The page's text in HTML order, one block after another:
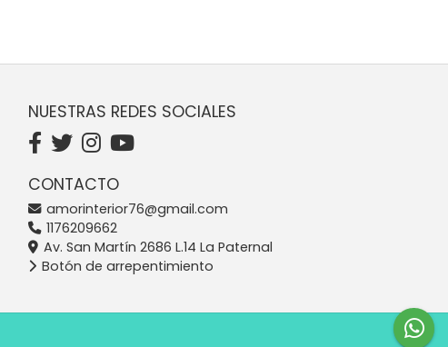
NUESTRAS REDES SOCIALES
CONTACTO
amorinterior76@gmail.com
1176209662
Av. San Martín 2686 L.14 La Paternal
Botón de arrepentimiento